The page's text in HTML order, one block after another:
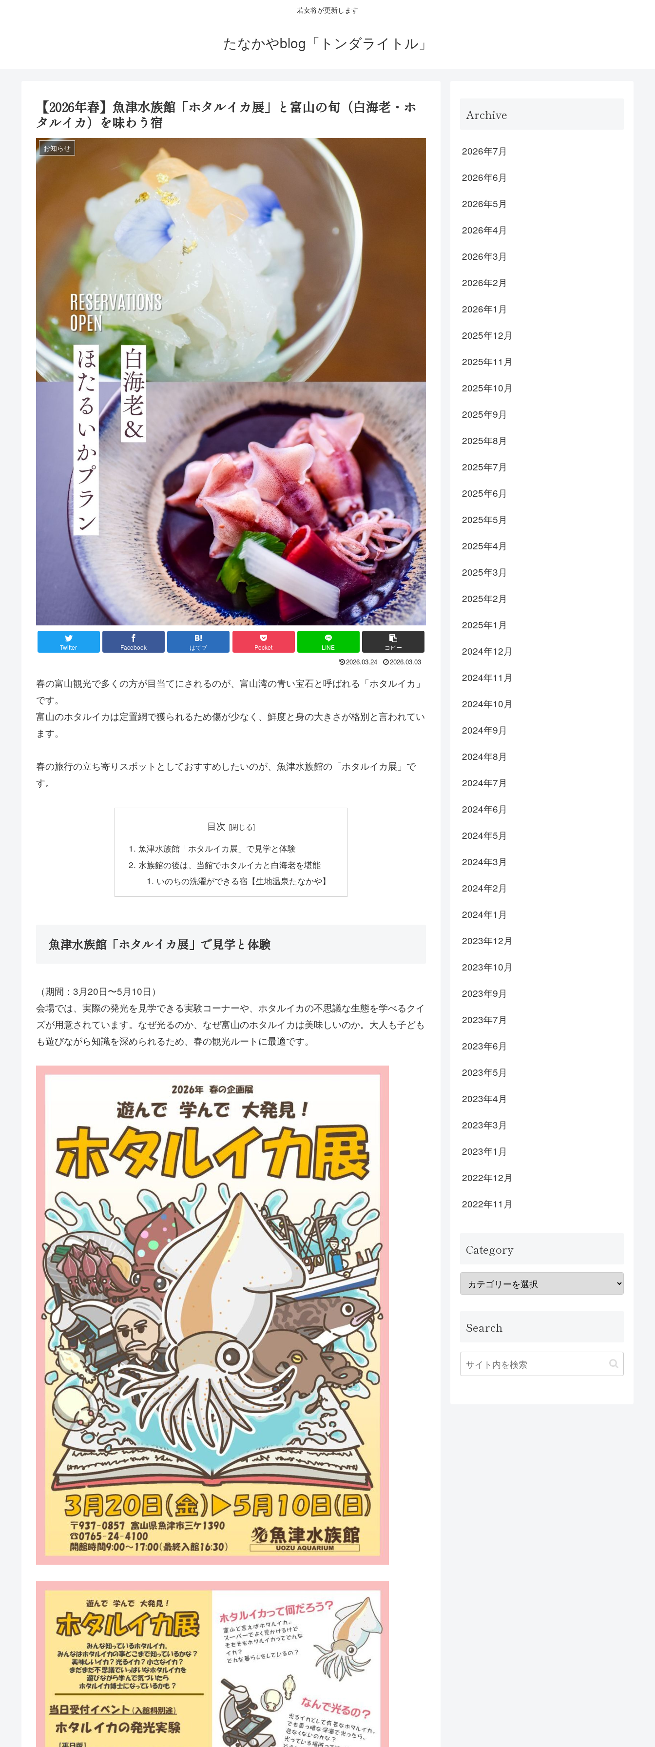
若女将が更新します
たなかやblog「トンダライトル」
【2026年春】魚津水族館「ホタルイカ展」と富山の旬（白海老・ホ
タルイカ）を味わう宿
お知らせ
Twitter Facebook はてブ Pocket LINE コピー
2026.03.24 2026.03.03
春の富山観光で多くの方が目当てにされるのが、富山湾の青い宝石と呼ばれる「ホタルイカ」
です。
富山のホタルイカは定置網で獲られるため傷が少なく、鮮度と身の大きさが格別と言われてい
ます。
春の旅行の立ち寄りスポットとしておすすめしたいのが、魚津水族館の「ホタルイカ展」で
す。
目次
魚津水族館「ホタルイカ展」で見学と体験
水族館の後は、当館でホタルイカと白海老を堪能
いのちの洗濯ができる宿【生地温泉たなかや】
魚津水族館「ホタルイカ展」で見学と体験
（期間：3月20日〜5月10日）
会場では、実際の発光を見学できる実験コーナーや、ホタルイカの不思議な生態を学べるクイ
ズが用意されています。なぜ光るのか、なぜ富山のホタルイカは美味しいのか。大人も子ども
も遊びながら知識を深められるため、春の観光ルートに最適です。
Archive
2026年7月
2026年6月
2026年5月
2026年4月
2026年3月
2026年2月
2026年1月
2025年12月
2025年11月
2025年10月
2025年9月
2025年8月
2025年7月
2025年6月
2025年5月
2025年4月
2025年3月
2025年2月
2025年1月
2024年12月
2024年11月
2024年10月
2024年9月
2024年8月
2024年7月
2024年6月
2024年5月
2024年3月
2024年2月
2024年1月
2023年12月
2023年10月
2023年9月
2023年7月
2023年6月
2023年5月
2023年4月
2023年3月
2023年1月
2022年12月
2022年11月
Category
Search